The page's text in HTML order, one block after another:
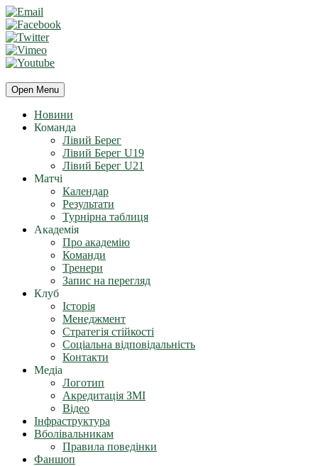
Open Menu
Новини
Команда
Лівий Берег
Лівий Берег U19
Лівий Берег U21
Матчі
Календар
Результати
Турнірна таблиця
Академія
Про академію
Команди
Тренери
Запис на перегляд
Клуб
Історія
Менеджмент
Стратегія стійкості
Соціальна відповідальність
Контакти
Медіа
Логотип
Акредитація ЗМІ
Відео
Інфраструктура
Вболівальникам
Правила поведінки
Фаншоп